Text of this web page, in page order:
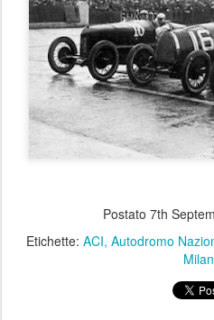
Postato 7th
Etichette: ACI Autodromo